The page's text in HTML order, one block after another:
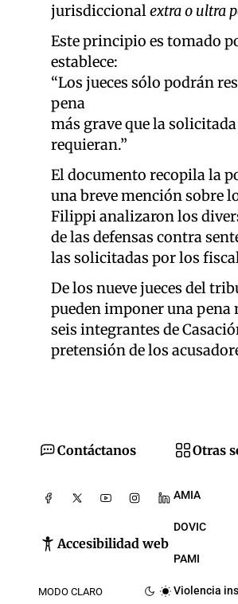
jurisdiccionalextra o ultra
Este principio es tomado
establece:
“Los jueces sólo podrán
pena
más grave que la
requieran.”
El documento recopila la
una breve mención sobre
Filippi analizaron los
de las defensas contra
las solicitadas por los
De los nueve jueces del
pueden imponer una pena
seis integrantes de
pretensión de los
Contáctanos
Accesibilidad web
MODO CLARO
Otras
AMIA
DOVIC
PAMI
Violencia